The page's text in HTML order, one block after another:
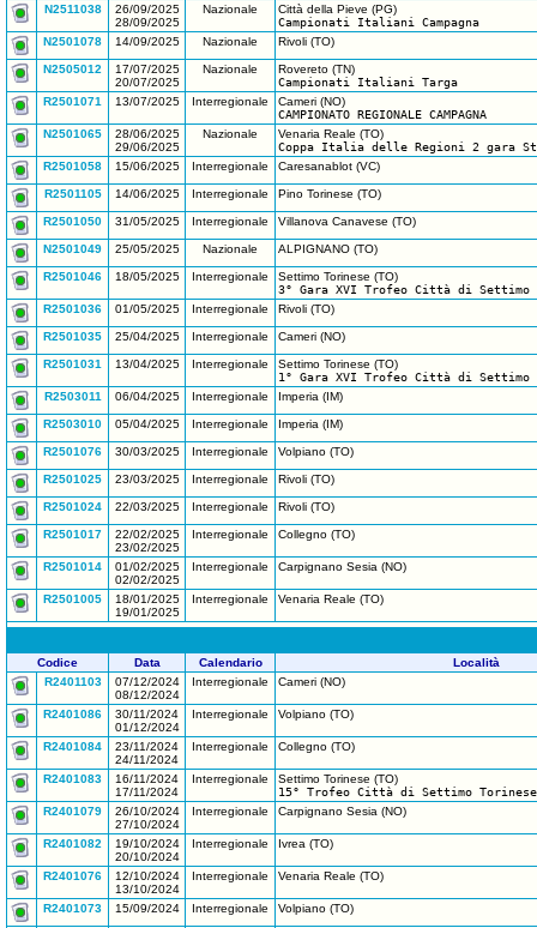
N2511038
26/09/2025
28/09/2025
Nazionale
Città della Pieve (PG)
Campionati Italiani Campagna
N2501078
14/09/2025 Nazionale Rivoli (TO)
N2505012
17/07/2025
20/07/2025
Nazionale
Rovereto (TN)
Campionati Italiani Targa
R2501071
13/07/2025 Interregionale
Cameri (NO)
CAMPIONATO REGIONALE CAMPAGNA
N2501065
28/06/2025
29/06/2025
Nazionale
Venaria Reale (TO)
Coppa Italia delle Regioni 2 gara
R2501058
15/06/2025 Interregionale Caresanablot (VC)
R2501105 14/06/2025 Interregionale Pino Torinese (TO)
R2501050 31/05/2025 Interregionale Villanova Canavese (TO)
N2501049 25/05/2025 Nazionale ALPIGNANO (TO)
R2501046 18/05/2025 Interregionale
Settimo Torinese (TO)
3° Gara XVI Trofeo Città di Settimo
R2501036
01/05/2025 Interregionale Rivoli (TO)
R2501035 25/04/2025 Interregionale Cameri (NO)
R2501031 13/04/2025 Interregionale
Settimo Torinese (TO)
1° Gara XVI Trofeo Città di Settimo
R2503011
06/04/2025 Interregionale Imperia (IM)
R2503010 05/04/2025 Interregionale Imperia (IM)
R2501076 30/03/2025 Interregionale Volpiano (TO)
R2501025 23/03/2025 Interregionale Rivoli (TO)
R2501024 22/03/2025 Interregionale Rivoli (TO)
R2501017
22/02/2025
23/02/2025
Interregionale Collegno (TO)
R2501014
01/02/2025
02/02/2025
Interregionale Carpignano Sesia (NO)
R2501005
18/01/2025
19/01/2025
Interregionale Venaria Reale (TO)
Codice Data Calendario
Località
R2401103
07/12/2024
08/12/2024
Interregionale Cameri (NO)
R2401086
30/11/2024
01/12/2024
Interregionale Volpiano (TO)
R2401084
23/11/2024
24/11/2024
Interregionale Collegno (TO)
R2401083
16/11/2024
17/11/2024
Interregionale
Settimo Torinese (TO)
15° Trofeo Città di Settimo Torinese
R2401079
26/10/2024
27/10/2024
Interregionale Carpignano Sesia (NO)
R2401082
19/10/2024
20/10/2024
Interregionale Ivrea (TO)
R2401076
12/10/2024
13/10/2024
Interregionale Venaria Reale (TO)
R2401073 15/09/2024 Interregionale Volpiano (TO)